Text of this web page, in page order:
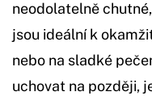
neodolatelně
jsou ideální k
nebo na sladké
uchovat na později,